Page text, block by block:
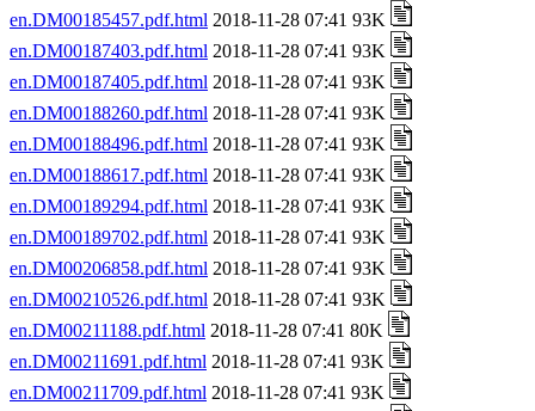
en.DM00185457.pdf.html 2018-11-28 07:41 93K
en.DM00187403.pdf.html 2018-11-28 07:41 93K
en.DM00187405.pdf.html 2018-11-28 07:41 93K
en.DM00188260.pdf.html 2018-11-28 07:41 93K
en.DM00188496.pdf.html 2018-11-28 07:41 93K
en.DM00188617.pdf.html 2018-11-28 07:41 93K
en.DM00189294.pdf.html 2018-11-28 07:41 93K
en.DM00189702.pdf.html 2018-11-28 07:41 93K
en.DM00206858.pdf.html 2018-11-28 07:41 93K
en.DM00210526.pdf.html 2018-11-28 07:41 93K
en.DM00211188.pdf.html 2018-11-28 07:41 80K
en.DM00211691.pdf.html 2018-11-28 07:41 93K
en.DM00211709.pdf.html 2018-11-28 07:41 93K